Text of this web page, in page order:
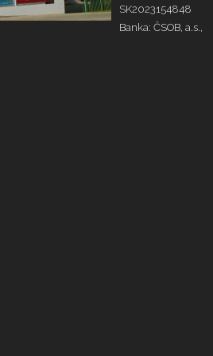
SK2023154848
Banka: ČSOB, a.s.,